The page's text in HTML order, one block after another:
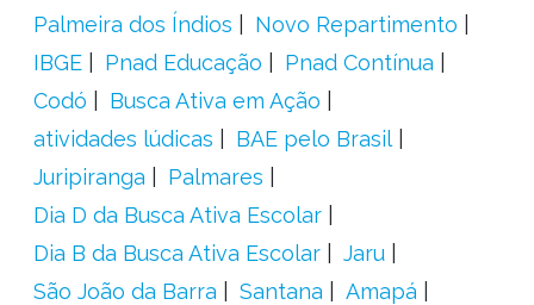
Palmeira dos Índios
Novo Repartimento
IBGE
Pnad Educação
Pnad Contínua
Codó
Busca Ativa em Ação
atividades lúdicas
BAE pelo Brasil
Juripiranga
Palmares
Dia D da Busca Ativa Escolar
Dia B da Busca Ativa Escolar
Jaru
São João da Barra
Santana
Amapá